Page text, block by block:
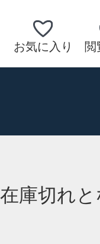
お気に入り 閲
庫切れ